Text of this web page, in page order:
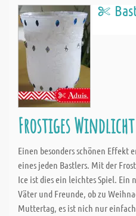
Frostiges
Einen besonders schönen Effekt
eines jeden Bastlers. Mit der
Ice ist dies ein leichtes Spiel. Ein
Väter und Freunde, ob zu
Muttertag, es ist nich nur